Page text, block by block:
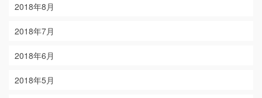
2018年8月
2018年7月
2018年6月
2018年5月